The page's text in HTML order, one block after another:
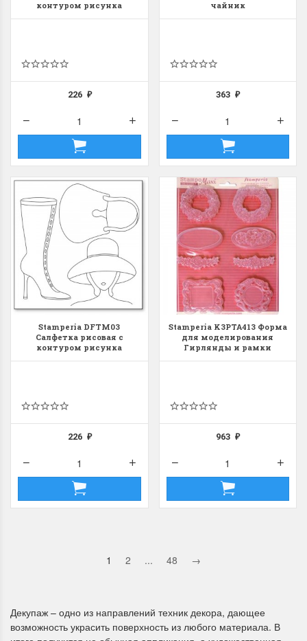
контуром рисунка
226 ₽
чайник
363₽
Stamperia DFTM03
Салфетка рисовая с
контуром рисунка
226 ₽
Stamperia K3PTA413 Форма
для моделирования
Гирлянды и рамки
963₽
1 2 ... 48 →
Декупаж – одно из направлений техник декора, дающее
возможность украсить поверхность из любого материала. В